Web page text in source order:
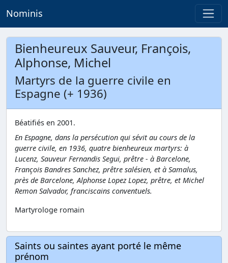
Nominis
Bienheureux Sauveur, François,
Alphonse, Michel
Martyrs de la guerre civile en
Espagne (+ 1936)
Béatifiés en 2001.
En Espagne, dans la persécution qui sévit au cours de la
guerre civile, en 1936, quatre bienheureux martyrs: à
Lucenz, Sauveur Fernandis Segui, prêtre - à Barcelone,
François Bandres Sanchez, prêtre salésien, et à Samalus,
près de Barcelone, Alphonse Lopez Lopez, prêtre, et Michel
Remon Salvador, franciscains conventuels.
Martyrologe romain
Saints ou saintes ayant porté le même
prénom